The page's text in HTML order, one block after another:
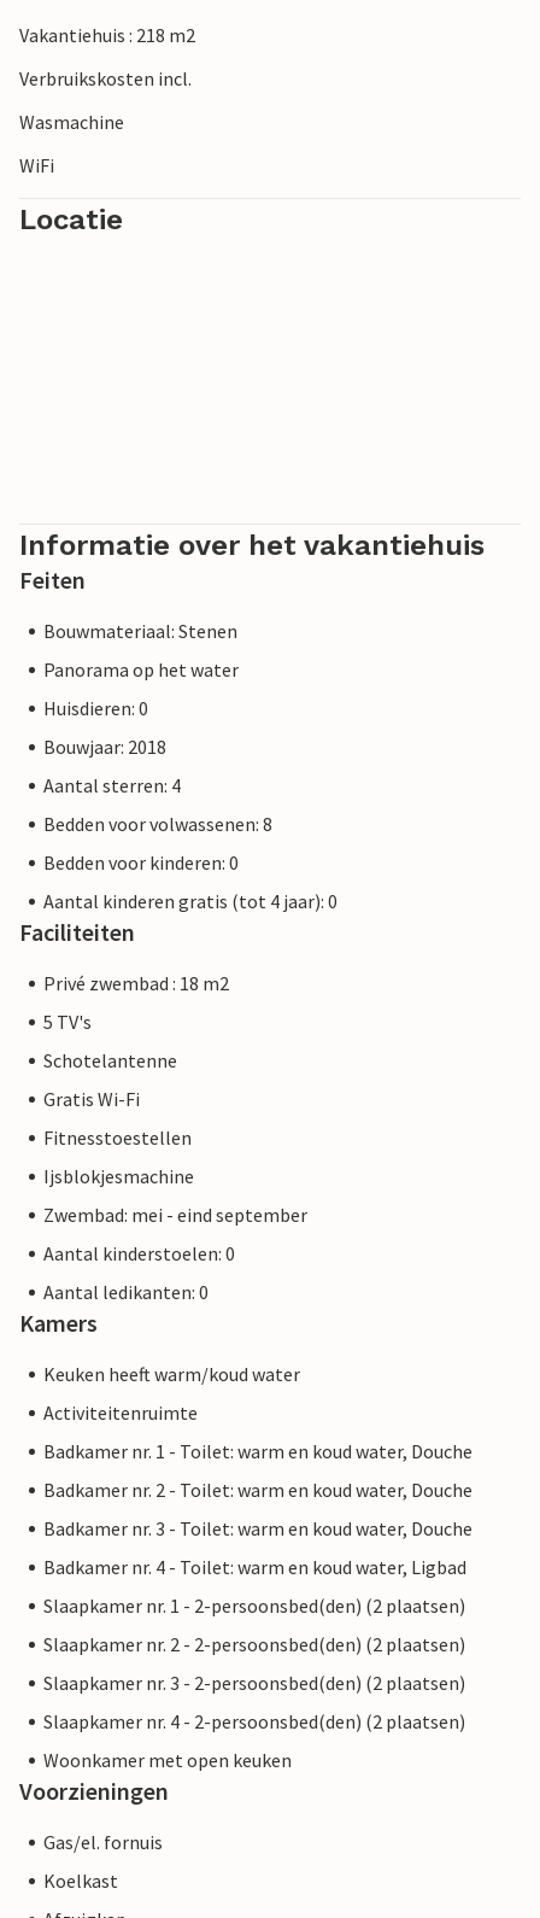
Vakantiehuis : 218 m2
Verbruikskosten incl.
Wasmachine
WiFi
Locatie
Informatie over het vakantiehuis
Feiten
Bouwmateriaal: Stenen
Panorama op het water
Huisdieren: 0
Bouwjaar: 2018
Aantal sterren: 4
Bedden voor volwassenen: 8
Bedden voor kinderen: 0
Aantal kinderen gratis (tot 4 jaar): 0
Faciliteiten
Privé zwembad : 18 m2
5 TV's
Schotelantenne
Gratis Wi-Fi
Fitnesstoestellen
Ijsblokjesmachine
Zwembad: mei - eind september
Aantal kinderstoelen: 0
Aantal ledikanten: 0
Kamers
Keuken heeft warm/koud water
Activiteitenruimte
Badkamer nr. 1 - Toilet: warm en koud water, Douche
Badkamer nr. 2 - Toilet: warm en koud water, Douche
Badkamer nr. 3 - Toilet: warm en koud water, Douche
Badkamer nr. 4 - Toilet: warm en koud water, Ligbad
Slaapkamer nr. 1 - 2-persoonsbed(den) (2 plaatsen)
Slaapkamer nr. 2 - 2-persoonsbed(den) (2 plaatsen)
Slaapkamer nr. 3 - 2-persoonsbed(den) (2 plaatsen)
Slaapkamer nr. 4 - 2-persoonsbed(den) (2 plaatsen)
Woonkamer met open keuken
Voorzieningen
Gas/el. fornuis
Koelkast